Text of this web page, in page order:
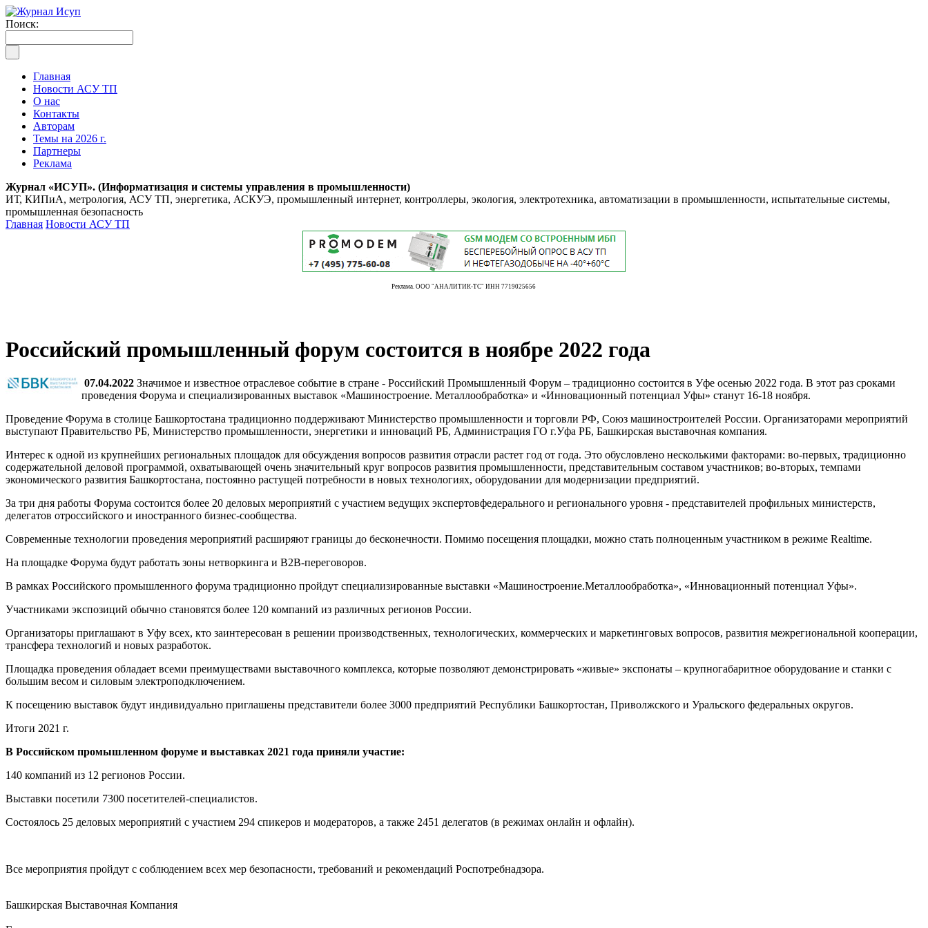
Поиск:
Главная
Новости АСУ ТП
О нас
Контакты
Авторам
Темы на 2026 г.
Партнеры
Реклама
Журнал «ИСУП». (Информатизация и системы управления в промышленности)
ИТ, КИПиА, метрология, АСУ ТП, энергетика, АСКУЭ, промышленный интернет, контроллеры, экология, электротехника, автоматизации в промышленности, испытательные системы,
промышленная безопасность
Главная Новости АСУ ТП
Реклама. ООО "АНАЛИТИК-ТС" ИНН 7719025656
Российский промышленный форум состоится в ноябре 2022 года
07.04.2022 Значимое и известное отраслевое событие в стране - Российский Промышленный Форум – традиционно состоится в Уфе осенью 2022 года. В этот раз сроками
проведения Форума и специализированных выставок «Машиностроение. Металлообработка» и «Инновационный потенциал Уфы» станут 16-18 ноября.
Проведение Форума в столице Башкортостана традиционно поддерживают Министерство промышленности и торговли РФ, Союз машиностроителей России. Организаторами мероприятий
выступают Правительство РБ, Министерство промышленности, энергетики и инноваций РБ, Администрация ГО г.Уфа РБ, Башкирская выставочная компания.
Интерес к одной из крупнейших региональных площадок для обсуждения вопросов развития отрасли растет год от года. Это обусловлено несколькими факторами: во-первых, традиционно
содержательной деловой программой, охватывающей очень значительный круг вопросов развития промышленности, представительным составом участников; во-вторых, темпами
экономического развития Башкортостана, постоянно растущей потребности в новых технологиях, оборудовании для модернизации предприятий.
За три дня работы Форума состоится более 20 деловых мероприятий с участием ведущих экспертовфедерального и регионального уровня - представителей профильных министерств,
делегатов отроссийского и иностранного бизнес-сообщества.
Современные технологии проведения мероприятий расширяют границы до бесконечности. Помимо посещения площадки, можно стать полноценным участником в режиме Realtime.
На площадке Форума будут работать зоны нетворкинга и В2В-переговоров.
В рамках Российского промышленного форума традиционно пройдут специализированные выставки «Машиностроение.Металлообработка», «Инновационный потенциал Уфы».
Участниками экспозиций обычно становятся более 120 компаний из различных регионов России.
Организаторы приглашают в Уфу всех, кто заинтересован в решении производственных, технологических, коммерческих и маркетинговых вопросов, развития межрегиональной кооперации,
трансфера технологий и новых разработок.
Площадка проведения обладает всеми преимуществами выставочного комплекса, которые позволяют демонстрировать «живые» экспонаты – крупногабаритное оборудование и станки с
большим весом и силовым электроподключением.
К посещению выставок будут индивидуально приглашены представители более 3000 предприятий Республики Башкортостан, Приволжского и Уральского федеральных округов.
Итоги 2021 г.
В Российском промышленном форуме и выставках 2021 года приняли участие:
140 компаний из 12 регионов России.
Выставки посетили 7300 посетителей-специалистов.
Состоялось 25 деловых мероприятий с участием 294 спикеров и модераторов, а также 2451 делегатов (в режимах онлайн и офлайн).
Все мероприятия пройдут с соблюдением всех мер безопасности, требований и рекомендаций Роспотребнадзора.
Башкирская Выставочная Компания